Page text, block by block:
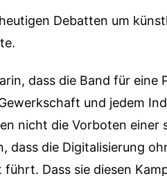
Debatten um
dass die Band für eine
und jedem
nicht die Vorboten einer
dass die Digitalisierung
Dass sie diesen